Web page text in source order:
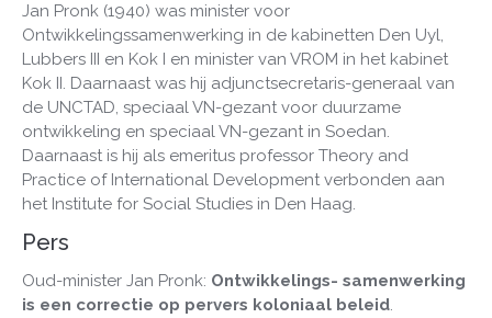
Jan Pronk (1940) was minister voor
Ontwikkelingssamenwerking in de kabinetten Den Uyl,
Lubbers III en Kok I en minister van VROM in het kabinet
Kok II. Daarnaast was hij adjunctsecretaris-generaal van
de UNCTAD, speciaal VN-gezant voor duurzame
ontwikkeling en speciaal VN-gezant in Soedan.
Daarnaast is hij als emeritus professor Theory and
Practice of International Development verbonden aan
het Institute for Social Studies in Den Haag.
Pers
Oud-minister Jan Pronk: Ontwikkelings- samenwerking
is een correctie op pervers koloniaal beleid.